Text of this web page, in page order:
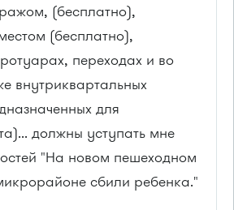
(бесплатно),
(бесплатно),
переходах и во
внутриквартальных
для
должны уступать мне
"На новом пешеходном
сбили ребенка."